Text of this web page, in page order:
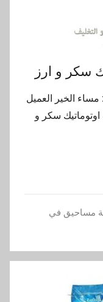
سكر و ارز
الخير العميل
سكر و
مساحيق في